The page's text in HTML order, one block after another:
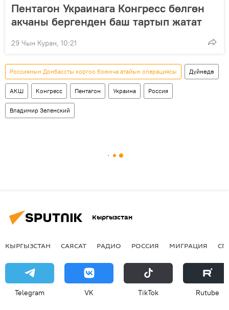
Пентагон Украинага Конгресс бөлгөн
акчаны бергенден баш тартып жатат
29 Чын Куран, 10:21
Россиянын Донбассты коргоо боюнча атайын операциясы Дүйнөдө
АКШ Конгресс Пентагон Украина Россия
Владимир Зеленский
Кыргызстан
КЫРГЫЗСТАН САЯСАТ РАДИО РОССИЯ МИГРАЦИЯ
Telegram VK ТikТоk Rutube